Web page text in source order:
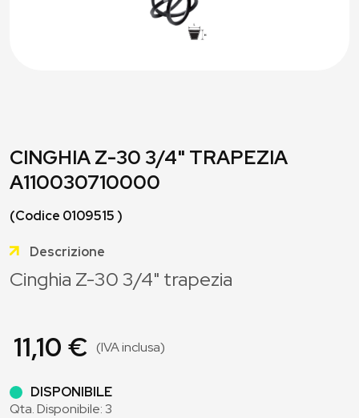
CINGHIA Z-30 3/4" TRAPEZIA
A110030710000
(Codice 0109515 )
Descrizione
Cinghia Z-30 3/4" trapezia
11,10 € (IVA inclusa)
DISPONIBILE
Qta. Disponibile: 3